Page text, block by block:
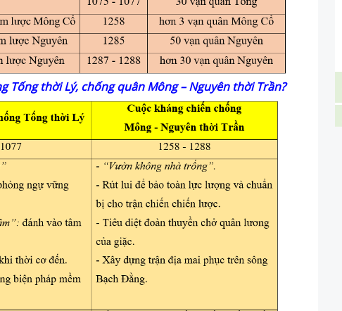
Tống thời Lý, chống quân Mông – Nguyên thời Trần?